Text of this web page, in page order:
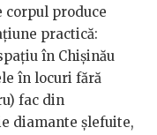
corpul produce
practică:
în Chişinău
în locuri fără
fac din
diamante șlefuite,